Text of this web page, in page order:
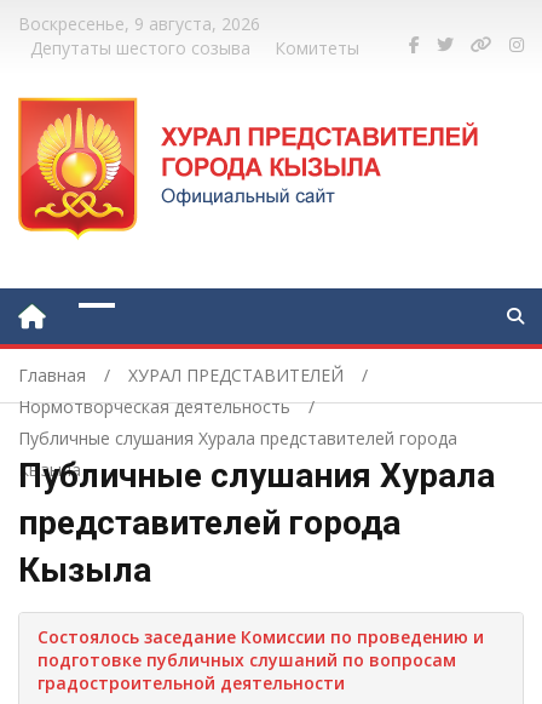
Воскресенье, 9 августа, 2026
Депутаты шестого созыва
Комитеты
Главная
ХУРАЛ ПРЕДСТАВИТЕЛЕЙ
Нормотворческая деятельность
Публичные слушания Хурала представителей города
Кызыла
Публичные слушания Хурала
представителей города
Кызыла
Состоялось заседание Комиссии по проведению и
подготовке публичных слушаний по вопросам
градостроительной деятельности